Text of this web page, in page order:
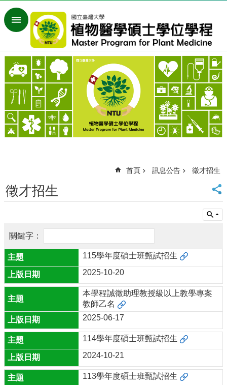
跳到主要內容區塊
進
尋
回
首
頁
臺
大
首
頁
English
公
告
學
程
介
紹
學
程
成
員
學
生
首頁 訊息公告 徵才招生
徵才招生
115學年度碩士班甄試招生
2025-10-20
本學程誠徵助理教授級以上教學專案
教師乙名
2025-06-17
114學年度碩士班甄試招生
2024-10-21
113學年度碩士班甄試招生